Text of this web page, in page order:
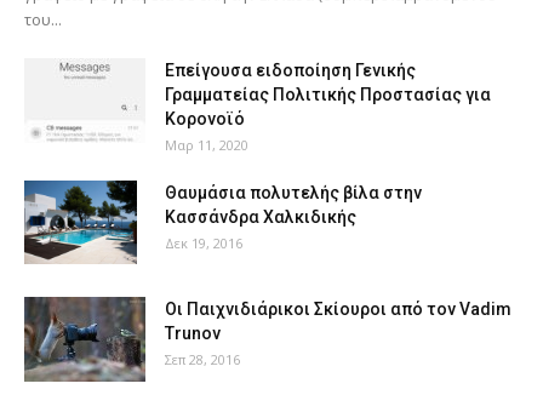
του...
Επείγουσα ειδοποίηση Γενικής
Γραμματείας Πολιτικής Προστασίας για
Κορονοϊό
Μαρ 11, 2020
Θαυμάσια πολυτελής βίλα στην
Κασσάνδρα Χαλκιδικής
Δεκ 19, 2016
Οι Παιχνιδιάρικοι Σκίουροι από τον Vadim
Trunov
Σεπ 28, 2016